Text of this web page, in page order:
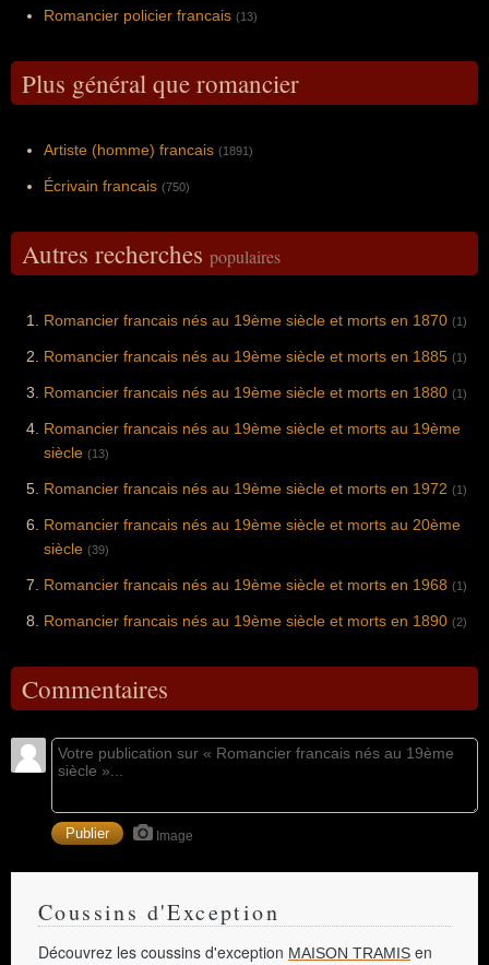
Romancier policier francais (13)
Plus général que romancier
Artiste (homme) francais (1891)
Écrivain francais (750)
Autres recherches populaires
Romancier francais nés au 19ème siècle et morts en 1870 (1)
Romancier francais nés au 19ème siècle et morts en 1885 (1)
Romancier francais nés au 19ème siècle et morts en 1880 (1)
Romancier francais nés au 19ème siècle et morts au 19ème
siècle (13)
Romancier francais nés au 19ème siècle et morts en 1972 (1)
Romancier francais nés au 19ème siècle et morts au 20ème
siècle (39)
Romancier francais nés au 19ème siècle et morts en 1968 (1)
Romancier francais nés au 19ème siècle et morts en 1890 (2)
Commentaires
Image
Coussins d'Exception
Découvrez les coussins d'exception MAISON TRAMIS en